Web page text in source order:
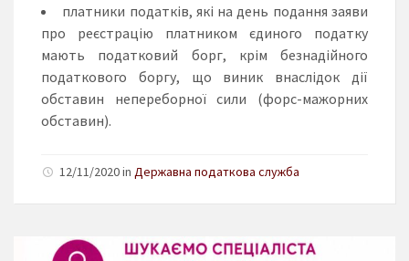
платники податків, які на день подання заяви
про реєстрацію платником єдиного податку
мають податковий борг, крім безнадійного
податкового боргу, що виник внаслідок дії
обставин непереборної сили (форс-мажорних
обставин).
12/11/2020 in Державна податкова служба